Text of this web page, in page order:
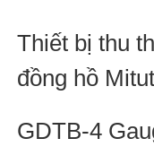
Thiết bị thu
đồng hồ
GDTB-4